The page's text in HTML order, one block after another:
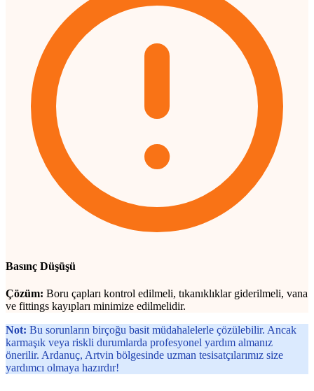
Basınç Düşüşü
Çözüm: Boru çapları kontrol edilmeli, tıkanıklıklar giderilmeli, vana
ve fittings kayıpları minimize edilmelidir.
Not: Bu sorunların birçoğu basit müdahalelerle çözülebilir. Ancak
karmaşık veya riskli durumlarda profesyonel yardım almanız
önerilir. Ardanuç, Artvin bölgesinde uzman tesisatçılarımız size
yardımcı olmaya hazırdır!